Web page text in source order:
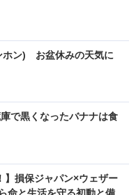
ホン) お盆休みの天気に
で黒くなったバナナは食
】損保ジャパン×ウェザー
命と生活を守る初動と備